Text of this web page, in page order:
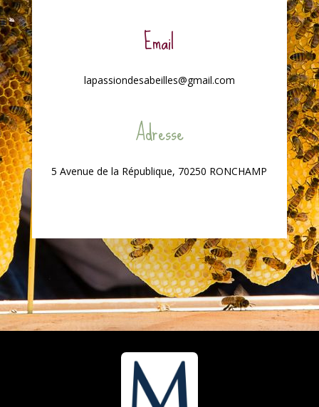
Email
lapassiondesabeilles@gmail.com
Adresse
5 Avenue de la République, 70250 RONCHAMP